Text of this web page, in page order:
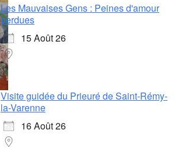
Les Mauvaises Gens : Peines d'amour
perdues
15 Août 26
Visite guidée du Prieuré de Saint-Rémy-
la-Varenne
16 Août 26